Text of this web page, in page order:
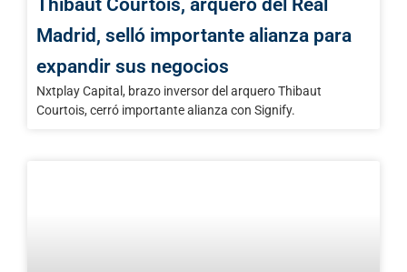
Thibaut Courtois, arquero del Real
Madrid, selló importante alianza para
expandir sus negocios
Nxtplay Capital, brazo inversor del arquero Thibaut
Courtois, cerró importante alianza con Signify.